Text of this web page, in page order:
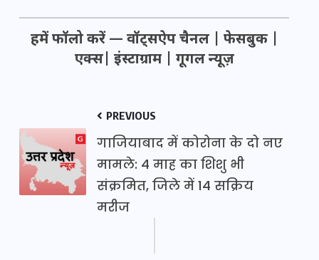
हमें फॉलो करें — वॉट्सऐप चैनल| फेसबुक|
एक्स| इंस्टाग्राम| गूगल न्यूज़
PREVIOUS
गाजियाबाद में कोरोना के दो नए
मामले: 4 माह का शिशु भी
संक्रमित, जिले में 14 सक्रिय
मरीज